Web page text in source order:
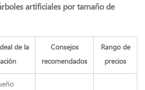
artificiales por tamaño de
de la
Consejos
recomendados
Rango de
precios